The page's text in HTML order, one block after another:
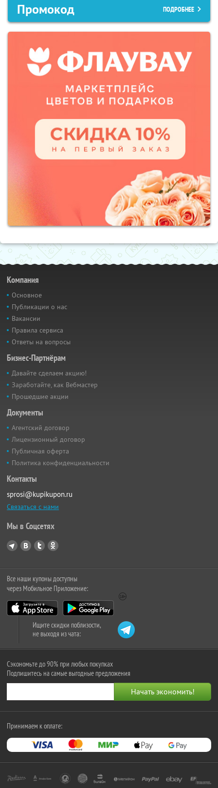
Промокод ПОДРОБНЕЕ
Компания
Основное
Публикации о нас
Вакансии
Правила сервиса
Ответы на вопросы
Бизнес-Партнёрам
Давайте сделаем акцию!
Заработайте, как Вебмастер
Прошедшие акции
Документы
Агентский договор
Лицензионный договор
Публичная оферта
Политика конфиденциальности
Контакты
sprosi@kupikupon.ru
Связаться с нами
Мы в Соцсетях
Все наши купоны доступны
через Мобильное Приложение:
Ищите скидки поблизости,
не выходя из чата:
Сэкономьте до 90% при любых покупках
Подпишитесь на самые выгодные предложения
Принимаем к оплате: